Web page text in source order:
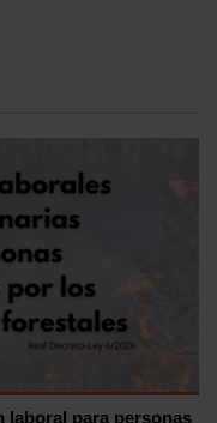
laboral para personas